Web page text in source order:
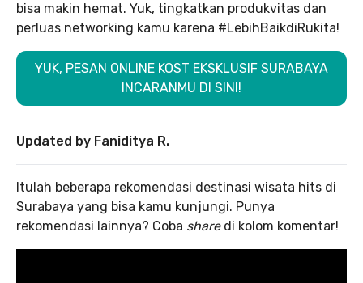
bisa makin hemat. Yuk, tingkatkan produkvitas dan
perluas networking kamu karena #LebihBaikdiRukita!
YUK, PESAN ONLINE KOST EKSKLUSIF SURABAYA
INCARANMU DI SINI!
Updated by Faniditya R.
Itulah beberapa rekomendasi destinasi wisata hits di
Surabaya yang bisa kamu kunjungi. Punya
rekomendasi lainnya? Coba share di kolom komentar!